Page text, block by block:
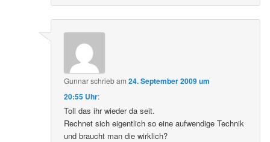
Gunnarschriebam24. September 2009 um
20:55 Uhr:
Toll das ihr wieder da seit.
Rechnet sich eigentlich so eine aufwendige Technik
und braucht man die wirklich?